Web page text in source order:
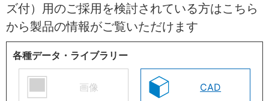
ズ付）用のご採用を検討されている方はこちら
から製品の情報がご覧いただけます
各種データ・ライブラリー
画像 CAD